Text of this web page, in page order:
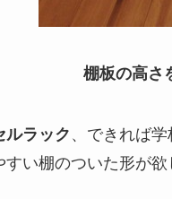
棚板の高さ
ルラック 、できれば
すい棚のついた形が欲